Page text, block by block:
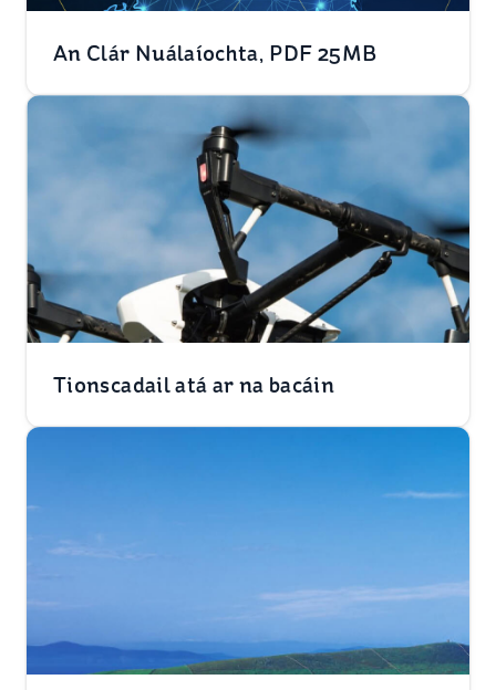
An Clár Nuálaíochta, PDF 25MB
Tionscadail atá ar na bacáin